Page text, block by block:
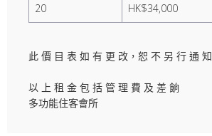
20 HK$34,000
此 價 目 表 如 有 更 改，恕 不 另 行 通 知
以 上 租 金 包 括 管 理 費 及 差 餉
多功能住客會所